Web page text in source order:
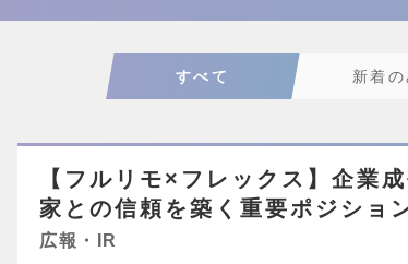
すべて 新着の
【フルリモ×フレックス】企業
家との信頼を築く重要ポジショ
広報・IR